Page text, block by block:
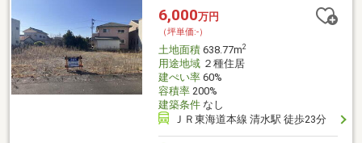
高部店」まで徒歩４分ご案内随時受付中♪お気軽にお問い合わせく
ださい♪【積水ハウス不動産株式会社 静岡営業所】TEL：0120-
50-0808
6,000万円
（坪単価:-）
土地面積638.77m2
用途地域２種住居
建ぺい率60%
容積率200%
建築条件なし
ＪＲ東海道本線 清水駅 徒歩23分